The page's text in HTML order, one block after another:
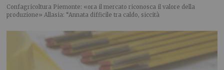
Confagricoltura Piemonte: «ora il mercato riconosca il valore della
produzione» Allasia: “Annata difficile tra caldo, siccità